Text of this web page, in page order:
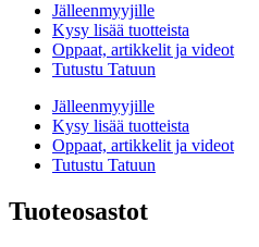
Jälleenmyyjille
Kysy lisää tuotteista
Oppaat, artikkelit ja videot
Tutustu Tatuun
Jälleenmyyjille
Kysy lisää tuotteista
Oppaat, artikkelit ja videot
Tutustu Tatuun
Tuoteosastot